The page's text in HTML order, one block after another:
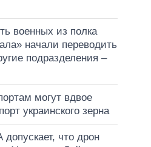
военных из полка
начали переводить
подразделения –
могут вдвое
украинского зерна
что дрон